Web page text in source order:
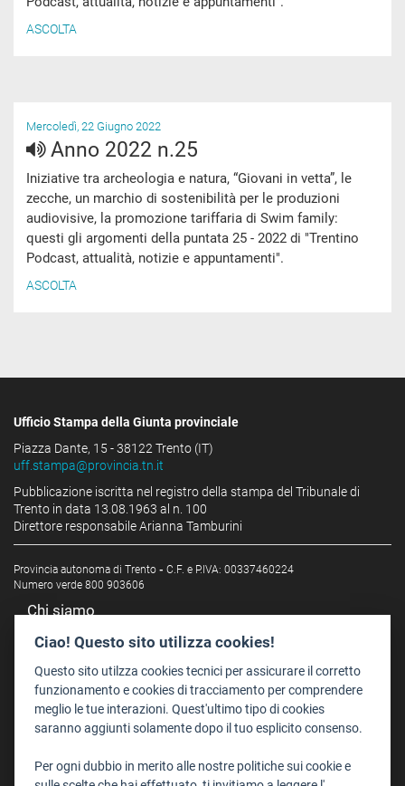
ASCOLTA
Mercoledì, 22 Giugno 2022
Anno 2022 n.25
Iniziative tra archeologia e natura, “Giovani in vetta”, le
zecche, un marchio di sostenibilità per le produzioni
audiovisive, la promozione tariffaria di Swim family:
questi gli argomenti della puntata 25 - 2022 di "Trentino
Podcast, attualità, notizie e appuntamenti".
ASCOLTA
Ufficio Stampa della Giunta provinciale
Piazza Dante, 15 - 38122 Trento (IT)
uff.stampa@provincia.tn.it
Pubblicazione iscritta nel registro della stampa del Tribunale di
Trento in data 13.08.1963 al n. 100
Direttore responsabile Arianna Tamburini
Provincia autonoma di Trento - C.F. e P.IVA: 00337460224
Numero verde 800 903606
Chi siamo
Redazione
Staff
Format - Centro Audiovisivi
Trentino Film Commission
Dove Siamo
Ciao! Questo sito utilizza cookies!
Questo sito utilzza cookies tecnici per assicurare il corretto
funzionamento e cookies di tracciamento per comprendere
meglio le tue interazioni. Quest'ultimo tipo di cookies
saranno aggiunti solamente dopo il tuo esplicito consenso.
Per ogni dubbio in merito alle nostre politiche sui cookie e